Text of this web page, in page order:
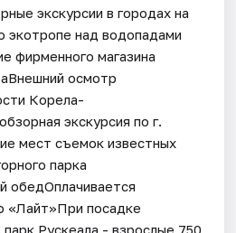
экскурсии в городах на
экотропе над водопадами
фирменного магазина
осмотр
Корела-
экскурсия по г.
мест съемок известных
парка
обедОплачивается
«Лайт»При посадке
Рускеала - взрослые 750